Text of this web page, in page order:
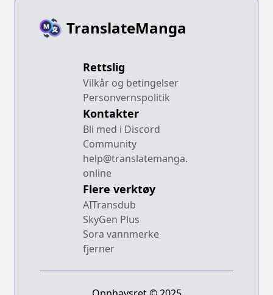
TranslateManga
Rettslig
Vilkår og betingelser
Personvernspolitik
Kontakter
Bli med i Discord
Community
help@translatemanga.
online
Flere verktøy
AITransdub
SkyGen Plus
Sora vannmerke
fjerner